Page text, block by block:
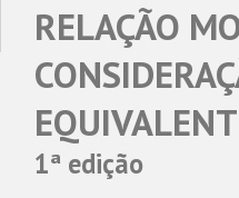
RELAÇÃO
1ª edição